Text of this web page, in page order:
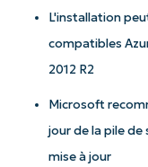
L'installation
compatibles
2012 R2
Microsoft
jour de la pile de
mise à jour